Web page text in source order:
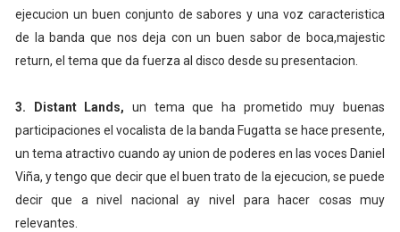
ejecucion un buen conjunto de sabores y una voz caracteristica
de la banda que nos deja con un buen sabor de boca,majestic
return, el tema que da fuerza al disco desde su presentacion.
3. Distant Lands, un tema que ha prometido muy buenas
participaciones el vocalista de la banda Fugatta se hace presente,
un tema atractivo cuando ay union de poderes en las voces Daniel
Viña, y tengo que decir que el buen trato de la ejecucion, se puede
decir que a nivel nacional ay nivel para hacer cosas muy
relevantes.